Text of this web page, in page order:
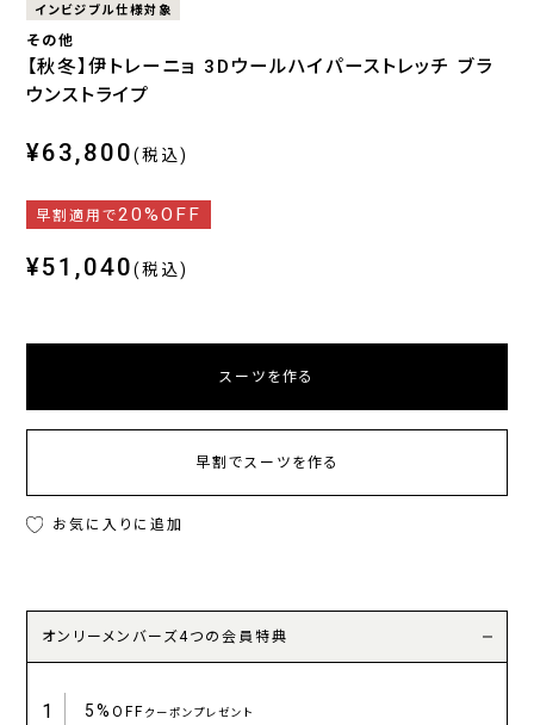
インビジブル仕様対象
その他
【秋冬】伊トレーニョ 3Dウールハイパーストレッチ ブラ
ウンストライプ
¥63,800(税込)
早割適用で20%OFF
¥51,040(税込)
スーツを作る
早割でスーツを作る
お気に入りに追加
オンリーメンバーズ4つの会員特典
1 5%OFFクーポンプレゼント